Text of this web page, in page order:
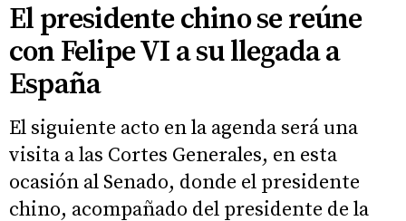
El presidente chino se reúne
con Felipe VI a su llegada a
España
El siguiente acto en la agenda será una
visita a las Cortes Generales, en esta
ocasión al Senado, donde el presidente
chino, acompañado del presidente de la